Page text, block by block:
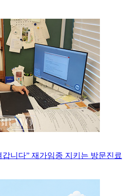
갑니다” 재가임종 지키는 방문진료